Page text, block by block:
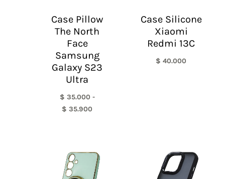
Case Pillow
The North
Face
Samsung
Galaxy S23
Ultra
$ 35.000 -
$ 35.900
Case Silicone
Xiaomi
Redmi 13C
$ 40.000